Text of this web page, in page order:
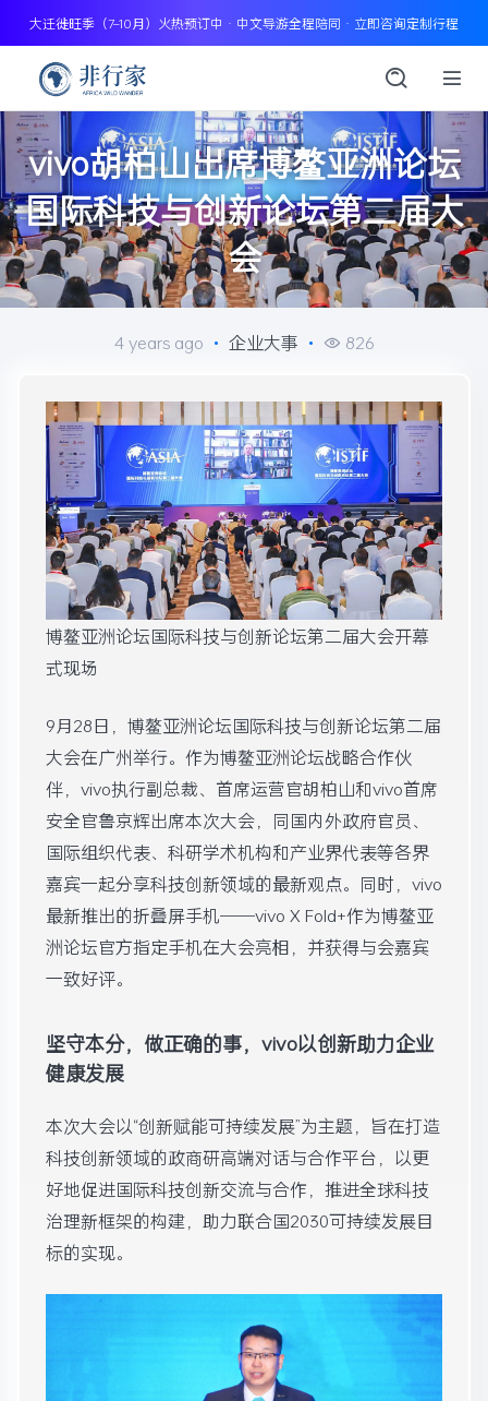
大迁徙旺季（7–10月）火热预订中 · 中文导游全程陪同 · 立即咨询定制行程
vivo胡柏山出席博鳌亚洲论坛
国际科技与创新论坛第二届大
会
4 years ago • 企业大事 • 826
博鳌亚洲论坛国际科技与创新论坛第二届大会开幕
式现场
9月28日，博鳌亚洲论坛国际科技与创新论坛第二届
大会在广州举行。作为博鳌亚洲论坛战略合作伙
伴，vivo执行副总裁、首席运营官胡柏山和vivo首席
安全官鲁京辉出席本次大会，同国内外政府官员、
国际组织代表、科研学术机构和产业界代表等各界
嘉宾一起分享科技创新领域的最新观点。同时，vivo
最新推出的折叠屏手机——vivo X Fold+作为博鳌亚
洲论坛官方指定手机在大会亮相，并获得与会嘉宾
一致好评。
坚守本分，做正确的事，vivo以创新助力企业
健康发展
本次大会以“创新赋能可持续发展”为主题，旨在打造
科技创新领域的政商研高端对话与合作平台，以更
好地促进国际科技创新交流与合作，推进全球科技
治理新框架的构建，助力联合国2030可持续发展目
标的实现。